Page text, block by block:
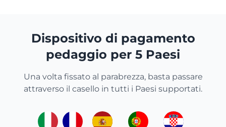
Dispositivo di pagamento
pedaggio per 5 Paesi
Una volta fissato al parabrezza, basta passare
attraverso il casello in tutti i Paesi supportati.